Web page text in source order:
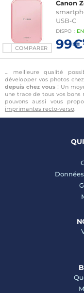
COMPARER
Canon
USB-C
DISPO : EN
99€
… meilleure qualité
développer vos photos
depuis chez vous ! Un
une trace de tous vos bons
pouvons aussi vous
imprimantes recto-verso.